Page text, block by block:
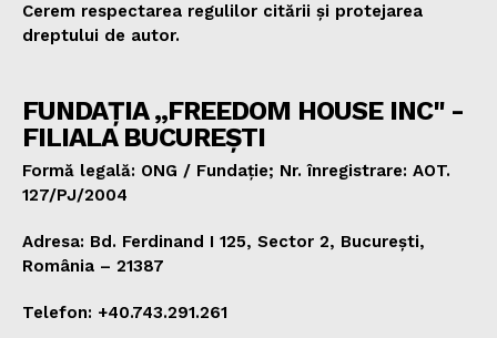
Cerem respectarea regulilor citării și protejarea
dreptului de autor.
FUNDAȚIA „FREEDOM HOUSE INC" -
FILIALA BUCUREȘTI
Formă legală: ONG / Fundație; Nr. înregistrare: AOT.
127/PJ/2004
Adresa: Bd. Ferdinand I 125, Sector 2, București,
România – 21387
Telefon: +40.743.291.261